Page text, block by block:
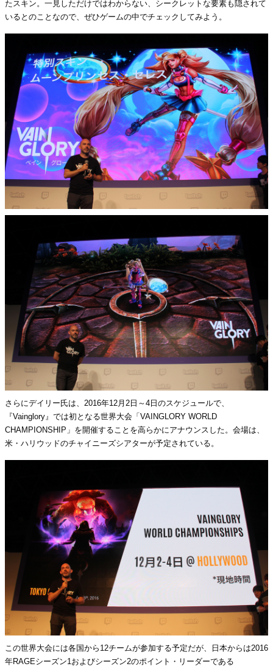
たスキン。一見しただけではわからない、シークレットな要素も隠されて
いるとのことなので、ぜひゲームの中でチェックしてみよう。
さらにデイリー氏は、2016年12月2日～4日のスケジュールで、
『Vainglory』では初となる世界大会「VAINGLORY WORLD
CHAMPIONSHIP」を開催することを高らかにアナウンスした。会場は、
米・ハリウッドのチャイニーズシアターが予定されている。
この世界大会には各国から12チームが参加する予定だが、日本からは2016
年RAGEシーズン1およびシーズン2のポイント・リーダーである